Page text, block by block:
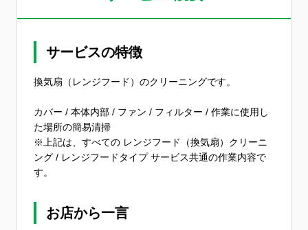
サービスの特徴
換気扇（レンジフード）のクリーニングです。
カバー / 本体内部 / ファン / フィルター / 作業に使用し
た場所の簡易清掃
※上記は、すべての レンジフード（換気扇）クリーニ
ング / レンジフードタイプ サービス共通の作業内容で
す。
お店から一言